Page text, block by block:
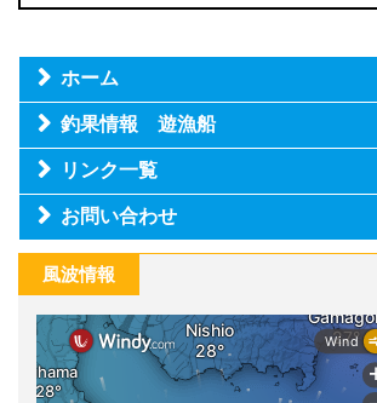
ホーム
釣果情報 遊漁船
リンク一覧
お問い合わせ
風波情報